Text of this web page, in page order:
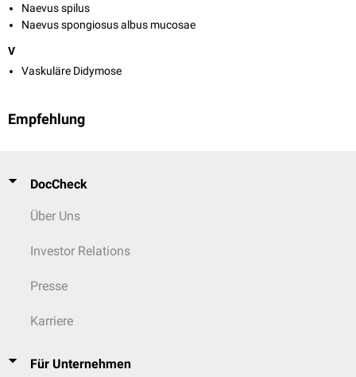
Naevus spilus
Naevus spongiosus albus mucosae
V
Vaskuläre Didymose
Empfehlung
DocCheck
Über Uns
Investor Relations
Presse
Karriere
Für Unternehmen